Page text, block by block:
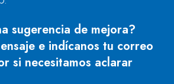
sugerencia de mejora?
e indícanos tu correo
si necesitamos aclarar